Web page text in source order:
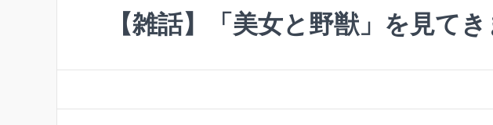
【雑話】「美女と野獣」を見て